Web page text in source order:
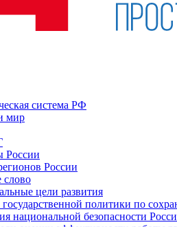
система РФ
мир
России
России
слово
цели развития
политики по
национальной безопасности